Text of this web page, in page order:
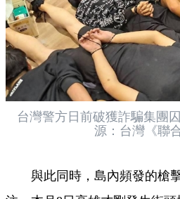
台灣警方日前破獲詐騙集團
源：台灣《聯
與此同時，島內頻發的槍擊